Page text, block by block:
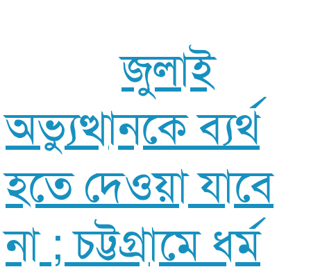
জুলাই
অভ্যুত্থানকে ব্যর্থ
হতে দেওয়া যাবে
না ; চট্টগ্রামে ধর্ম